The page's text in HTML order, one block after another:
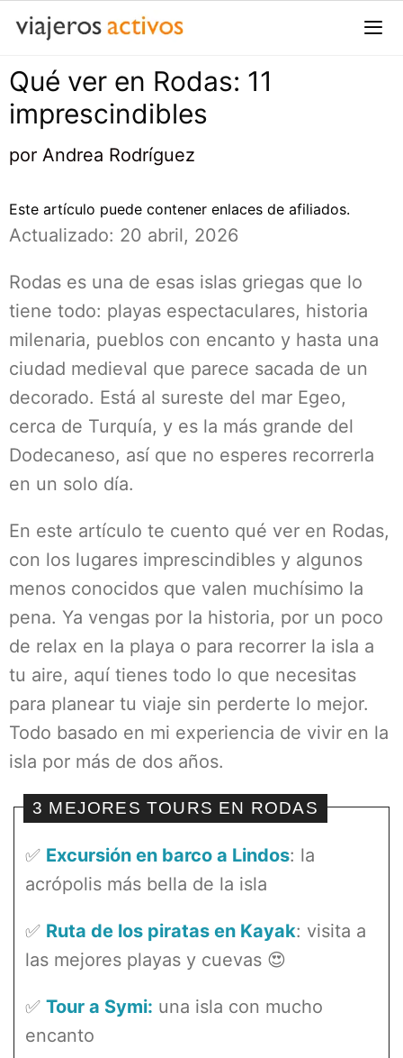
Saltar
contenido
Qué ver en Rodas: 11
imprescindibles
por Andrea Rodríguez
Este artículo puede contener enlaces de afiliados.
Actualizado: 20 abril, 2026
Rodas es una de esas islas griegas que lo
tiene todo: playas espectaculares, historia
milenaria, pueblos con encanto y hasta una
ciudad medieval que parece sacada de un
decorado. Está al sureste del mar Egeo,
cerca de Turquía, y es la más grande del
Dodecaneso, así que no esperes recorrerla
en un solo día.
En este artículo te cuento qué ver en Rodas,
con los lugares imprescindibles y algunos
menos conocidos que valen muchísimo la
pena. Ya vengas por la historia, por un poco
de relax en la playa o para recorrer la isla a
tu aire, aquí tienes todo lo que necesitas
para planear tu viaje sin perderte lo mejor.
Todo basado en mi experiencia de vivir en la
isla por más de dos años.
3 MEJORES TOURS EN RODAS
✅ Excursión en barco a Lindos: la
acrópolis más bella de la isla
✅ Ruta de los piratas en Kayak: visita a
las mejores playas y cuevas 😍
✅ Tour a Symi: una isla con mucho
encanto